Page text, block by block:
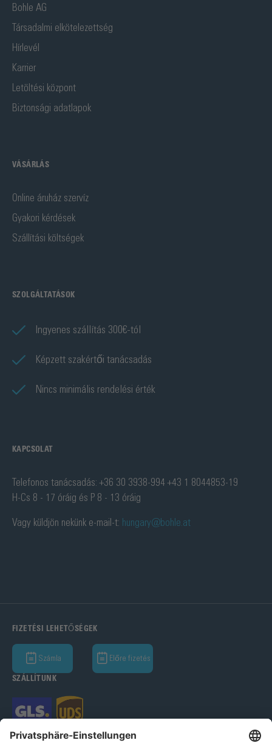
Bohle AG
Társadalmi elkötelezettség
Hírlevél
Karrier
Letöltési központ
Biztonsági adatlapok
VÁSÁRLÁS
Online áruház szervíz
Gyakori kérdések
Szállítási költségek
SZOLGÁLTATÁSOK
Ingyenes szállítás 300€-tól
Képzett szakértői tanácsadás
Nincs minimális rendelési érték
KAPCSOLAT
Telefonos tanácsadás: +36 30 3938-994 +43 1 8044853-19
H-Cs 8 - 17 óráig és P 8 - 13 óráig
Vagy küldjön nekünk e-mail-t: hungary@bohle.at
FIZETÉSI LEHETŐSÉGEK
Számla Előre fizetés
SZÁLLÍTUNK